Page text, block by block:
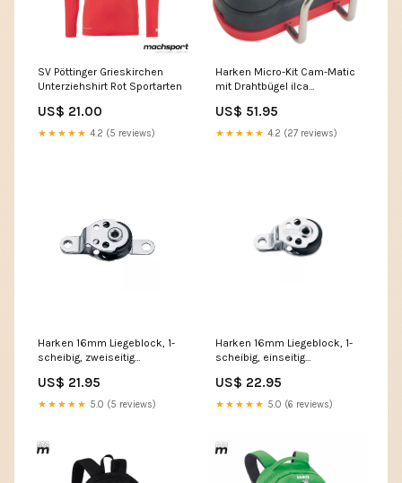
SV Pöttinger Grieskirchen
Unterziehshirt Rot Sportarten
US$ 21.00
★★★★★ 4.2 (5 reviews)
Harken Micro-Kit Cam-Matic
mit Drahtbügel ilca
US$ 51.95
★★★★★ 4.2 (27 reviews)
Harken 16mm Liegeblock, 1-
scheibig, zweiseitig
US$ 21.95
★★★★★ 5.0 (5 reviews)
Harken 16mm Liegeblock, 1-
scheibig, einseitig
US$ 22.95
★★★★★ 5.0 (6 reviews)